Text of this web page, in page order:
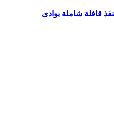
قافلة شاملة بوادى